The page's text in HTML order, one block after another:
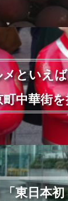
といえ
中華街
東日本